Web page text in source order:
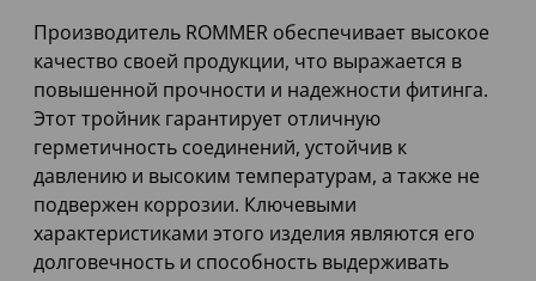
Производитель ROMMER обеспечивает высокое
качество своей продукции, что выражается в
повышенной прочности и надежности фитинга.
Этот тройник гарантирует отличную
герметичность соединений, устойчив к
давлению и высоким температурам, а также не
подвержен коррозии. Ключевыми
характеристиками этого изделия являются его
долговечность и способность выдерживать